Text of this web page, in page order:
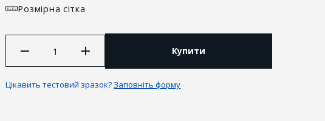
Розмірна сітка
Купити
Цікавить тестовий зразок?Заповніть форму